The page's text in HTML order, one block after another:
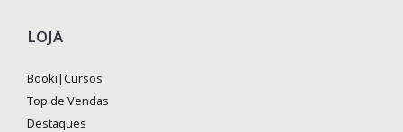
LOJA
Booki|Cursos
Top de Vendas
Destaques